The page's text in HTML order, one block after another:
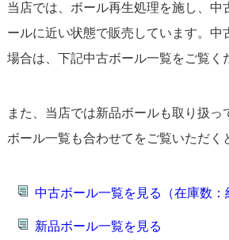
当店では、ボール再生処理を施し、中
ールに近い状態で販売しています。中
場合は、下記中古ボール一覧をご覧く
また、当店では新品ボールも取り扱っ
ボール一覧も合わせてをご覧いただく
中古ボール一覧を見る（在庫数：
新品ボール一覧を見る